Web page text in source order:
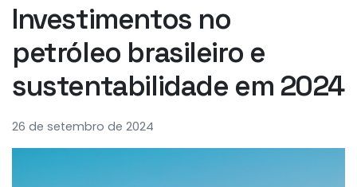
Investimentos no
petróleo brasileiro e
sustentabilidade em 2024
26 de setembro de 2024